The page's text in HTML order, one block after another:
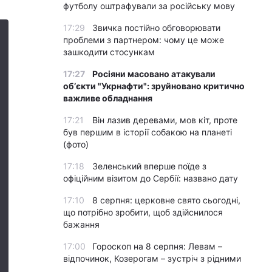
футболу оштрафували за російську мову
17:29
Звичка постійно обговорювати
проблеми з партнером: чому це може
зашкодити стосункам
17:27
Росіяни масовано атакували
обʼєкти "Укрнафти": зруйновано критично
важливе обладнання
17:21
Він лазив деревами, мов кіт, проте
був першим в історії собакою на планеті
(фото)
17:18
Зеленський вперше поїде з
офіційним візитом до Сербії: названо дату
17:10
8 серпня: церковне свято сьогодні,
що потрібно зробити, щоб здійснилося
бажання
17:00
Гороскоп на 8 серпня: Левам –
відпочинок, Козерогам – зустріч з рідними